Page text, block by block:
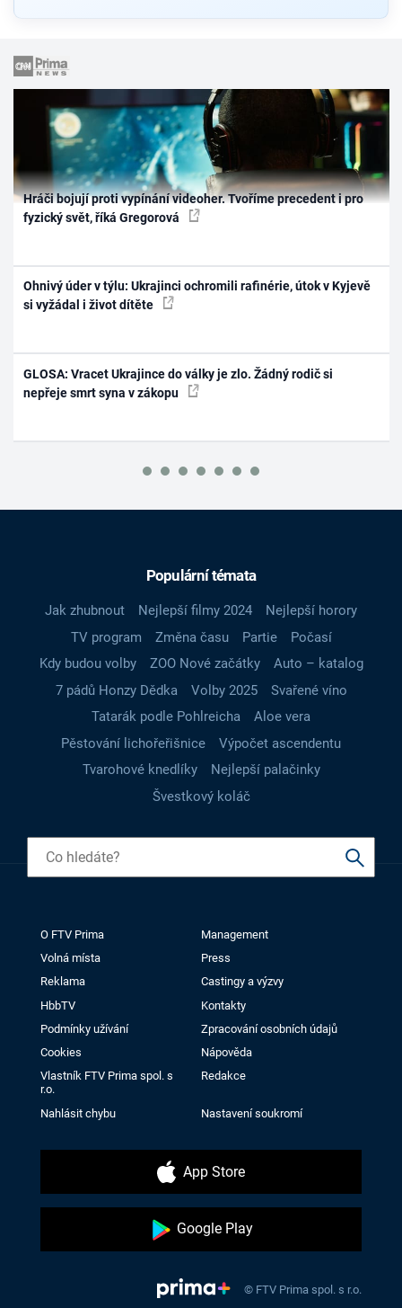
Hráči bojují proti vypínání videoher. Tvoříme precedent i pro
fyzický svět, říká Gregorová
Ohnivý úder v týlu: Ukrajinci ochromili rafinérie, útok v Kyjevě
si vyžádal i život dítěte
GLOSA: Vracet Ukrajince do války je zlo. Žádný rodič si
nepřeje smrt syna v zákopu
Populární témata
Jak zhubnout Nejlepší filmy 2024
Nejlepší horory
TV program
Změna času Partie
Počasí
Kdy budou volby
ZOO Nové začátky
Auto – katalog
7 pádů Honzy Dědka
Volby 2025
Svařené víno
Tatarák podle Pohlreicha
Aloe vera
Pěstování lichořeřišnice
Výpočet ascendentu
Tvarohové knedlíky
Nejlepší palačinky
Švestkový koláč
O FTV Prima
Management
Volná místa
Press
Reklama
Castingy a výzvy
HbbTV
Kontakty
Podmínky užívání
Zpracování osobních údajů
Cookies
Nápověda
Vlastník FTV Prima spol. s
r.o.
Redakce
Nahlásit chybu Nastavení soukromí
App Store
Google Play
© FTV Prima spol. s r.o.